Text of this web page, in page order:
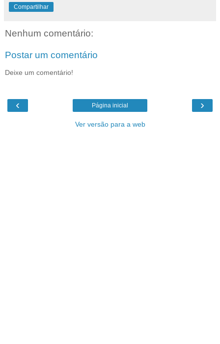
Compartilhar
Nenhum comentário:
Postar um comentário
Deixe um comentário!
‹ ›
Página inicial
Ver versão para a web